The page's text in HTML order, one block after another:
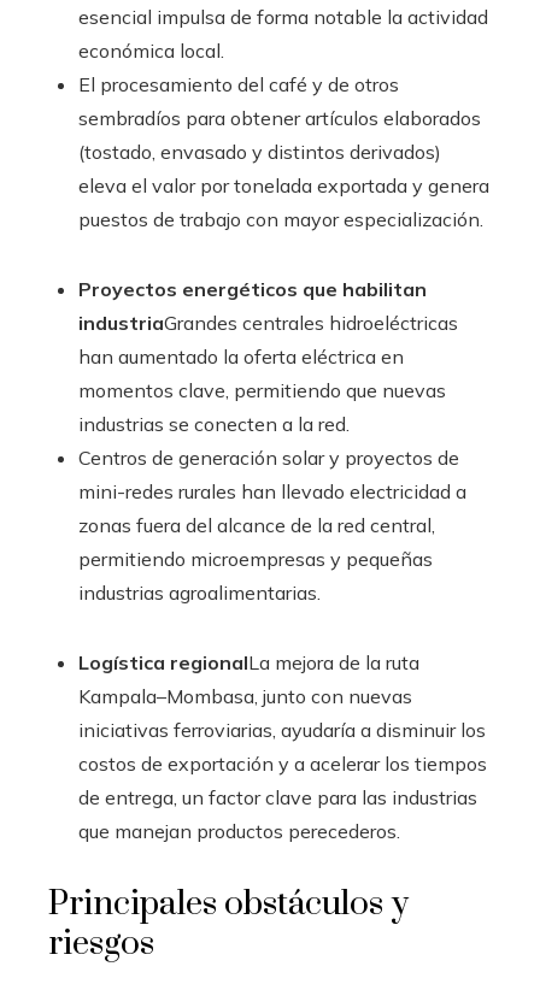
esencial impulsa de forma notable la actividad
económica local.
El procesamiento del café y de otros
sembradíos para obtener artículos elaborados
(tostado, envasado y distintos derivados)
eleva el valor por tonelada exportada y genera
puestos de trabajo con mayor especialización.
Proyectos energéticos que habilitan
industriaGrandes centrales hidroeléctricas
han aumentado la oferta eléctrica en
momentos clave, permitiendo que nuevas
industrias se conecten a la red.
Centros de generación solar y proyectos de
mini-redes rurales han llevado electricidad a
zonas fuera del alcance de la red central,
permitiendo microempresas y pequeñas
industrias agroalimentarias.
Logística regionalLa mejora de la ruta
Kampala–Mombasa, junto con nuevas
iniciativas ferroviarias, ayudaría a disminuir los
costos de exportación y a acelerar los tiempos
de entrega, un factor clave para las industrias
que manejan productos perecederos.
Principales obstáculos y
riesgos